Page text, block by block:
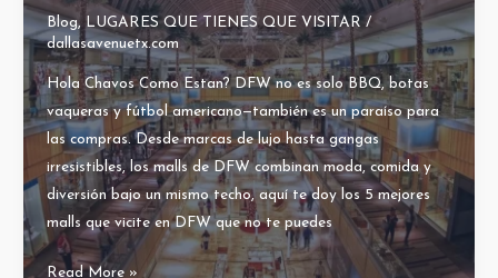
Abner
Peña
Blog, LUGARES QUE TIENES QUE VISITAR /
dallasavenuetx.com
Hola Chavos Como Estan? DFW no es solo BBQ, botas
vaqueras y fútbol americano—también es un paraíso para
las compras. Desde marcas de lujo hasta gangas
irresistibles, los malls de DFW combinan moda, comida y
diversión bajo un mismo techo, aquí te doy los 5 mejores
malls que vicite en DFW que no te puedes
Los
Read More »